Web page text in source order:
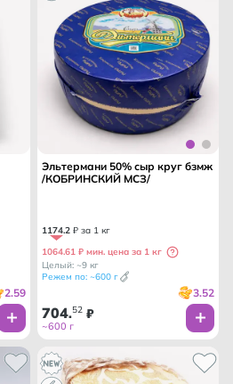
2.59
Эльтермани 50% сыр круг бзмж
/КОБРИНСКИЙ МСЗ/
1174.2 ₽ за 1 кг
1064.61 ₽ мин. цена за 1 кг
Целый: ~9 кг
Режем по: ~600 г
3.52
704.52 ₽
~600 г